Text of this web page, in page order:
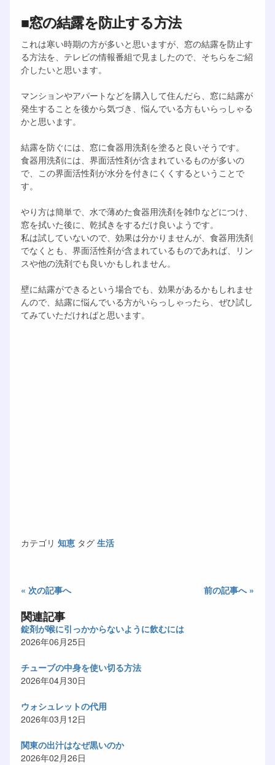
■窓の結露を防止する方法
これは寒い時期の方が多いと思いますが、窓の結露を防止す
る方法を、テレビの情報番組で見ましたので、そちらをご紹
介したいと思います。
マンションやアパートなどを購入して住んだら、窓に結露が
発生することを後から気づき、悩んでいる方もいらっしゃる
かと思います。
結露を防ぐには、窓に食器用洗剤を塗ると良いそうです。
食器用洗剤には、界面活性剤が含まれているものが多いの
で、この界面活性剤が水分を付きにくくするということで
す。
やり方は簡単で、水で薄めた食器用洗剤を雑巾などにつけ、
窓を拭いた後に、乾拭きをするだけ良いようです。
私は試していないので、効果は分かりませんが、食器用洗剤
でなくとも、界面活性剤が含まれているものであれば、リン
スや他の洗剤でも良いかもしれません。
壁に結露ができるという場合でも、効果があるかもしれませ
んので、結露に悩んでいる方がいらっしゃったら、ぜひ試し
てみていただければと思います。
カテゴリ 知恵 タグ 生活
« 次の記事へ 前の記事へ »
関連記事
錠剤が喉に引っかからないように飲むには
2026年06月25日
チューブの中身を使い切る方法
2026年04月30日
ウォシュレットの代用
2026年03月12日
関東の出汁はなぜ黒いのか
2026年02月26日